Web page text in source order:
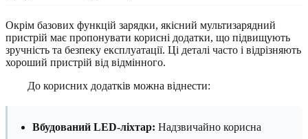
Окрім базових функцій зарядки, якісний мультизарядний
пристрій має пропонувати корисні додатки, що підвищують
зручність та безпеку експлуатації. Ці деталі часто і відрізняють
хороший пристрій від відмінного.
До корисних додатків можна віднести:
Вбудований LED-ліхтар: Надзвичайно корисна